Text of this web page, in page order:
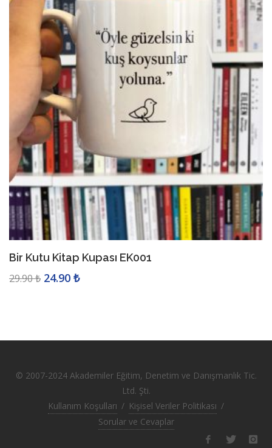
Bir Kutu Kitap Kupası EK001
29.90 ₺ 24.90 ₺
© 2007-2024 Akademiler Eğitim, Denetim ve Danışmanlık Tic.
Ltd. Şti.
Kullanım Koşulları / Kişisel Veriler Politikası /
Sorular ve Cevaplar